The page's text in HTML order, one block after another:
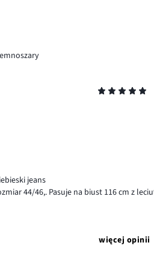
jeans
44/46,. Pasuje na biust 116 cm z
więcej opinii